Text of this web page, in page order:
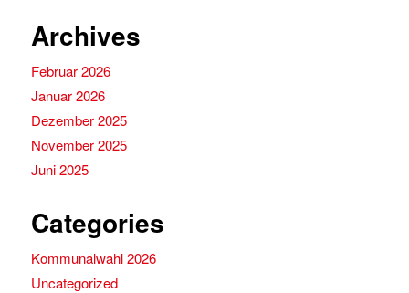
Archives
Februar 2026
Januar 2026
Dezember 2025
November 2025
Juni 2025
Categories
Kommunalwahl 2026
Uncategorized